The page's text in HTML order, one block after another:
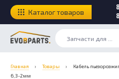
Каталог товаров
Главная › Товары ›
Кабель
6,3-2мм